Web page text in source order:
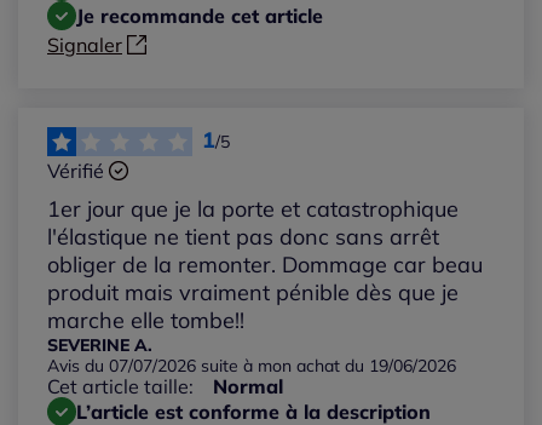
Notes les plus basses
Je recommande cet article
Signaler
1/5
Vérifié
1er jour que je la porte et catastrophique
l'élastique ne tient pas donc sans arrêt
obliger de la remonter. Dommage car beau
produit mais vraiment pénible dès que je
marche elle tombe!!
SEVERINE A.
Avis du 07/07/2026 suite à mon achat du 19/06/2026
Cet article taille:
Normal
L’article est conforme à la description